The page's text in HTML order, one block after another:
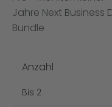
Jahre Next
Bundle
Anzahl
Bis 2